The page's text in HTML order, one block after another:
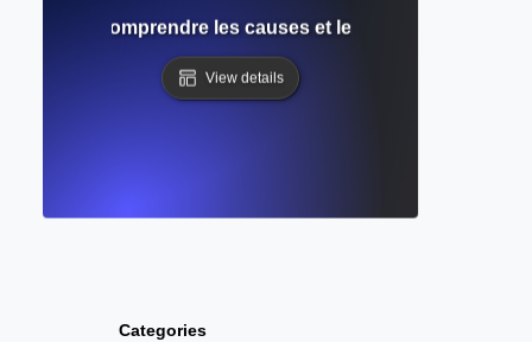
Categories
? Comprendre les causes et les stratégies
View details